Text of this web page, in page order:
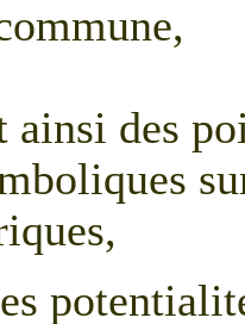
ainsi des